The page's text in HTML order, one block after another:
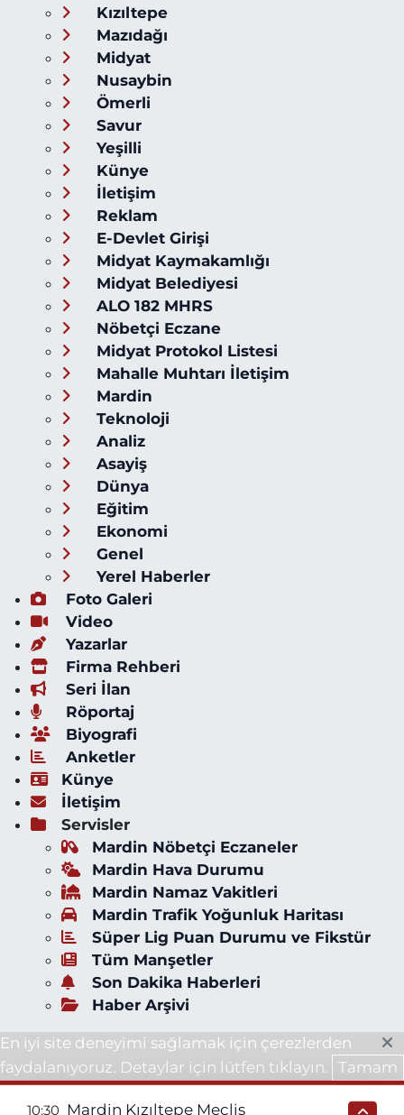
Kızıltepe
Mazıdağı
Midyat
Nusaybin
Ömerli
Savur
Yeşilli
Künye
İletişim
Reklam
E-Devlet Girişi
Midyat Kaymakamlığı
Midyat Belediyesi
ALO 182 MHRS
Nöbetçi Eczane
Midyat Protokol Listesi
Mahalle Muhtarı İletişim
Mardin
Teknoloji
Analiz
Asayiş
Dünya
Eğitim
Ekonomi
Genel
Yerel Haberler
Foto Galeri
Video
Yazarlar
Firma Rehberi
Seri İlan
Röportaj
Biyografi
Anketler
Künye
İletişim
Servisler
Mardin Nöbetçi Eczaneler
Mardin Hava Durumu
Mardin Namaz Vakitleri
Mardin Trafik Yoğunluk Haritası
Süper Lig Puan Durumu ve Fikstür
Tüm Manşetler
Son Dakika Haberleri
Haber Arşivi
En iyi site deneyimi sağlamak için çerezlerden
faydalanıyoruz. Detaylar için lütfen tıklayın.
Tamam
10:30 Mardin Kızıltepe Meclis